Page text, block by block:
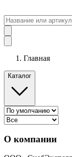
Главная
Каталог
О компании